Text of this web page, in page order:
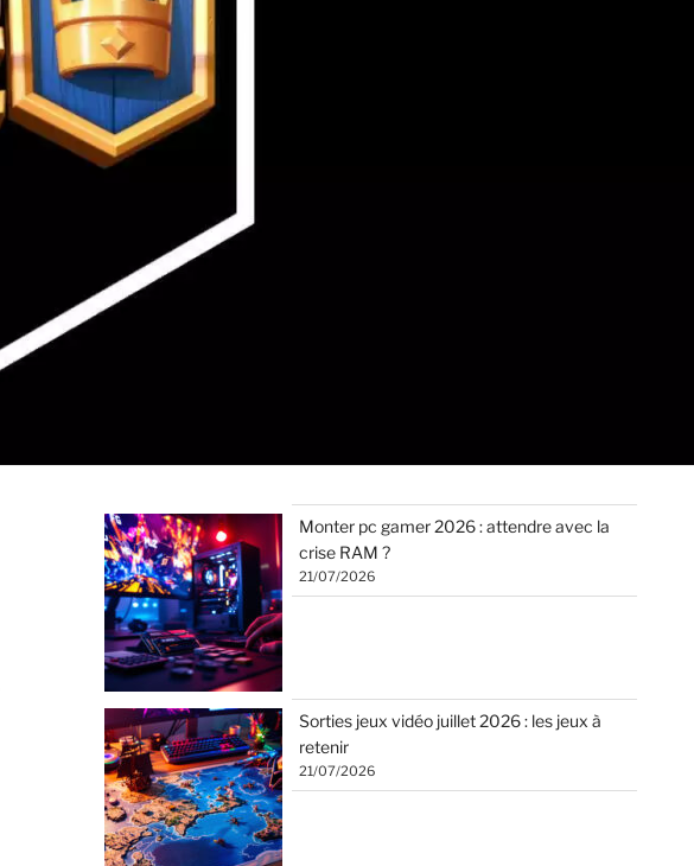
Monter pc gamer 2026 : attendre avec la
crise RAM ?
21/07/2026
Sorties jeux vidéo juillet 2026 : les jeux à
retenir
21/07/2026